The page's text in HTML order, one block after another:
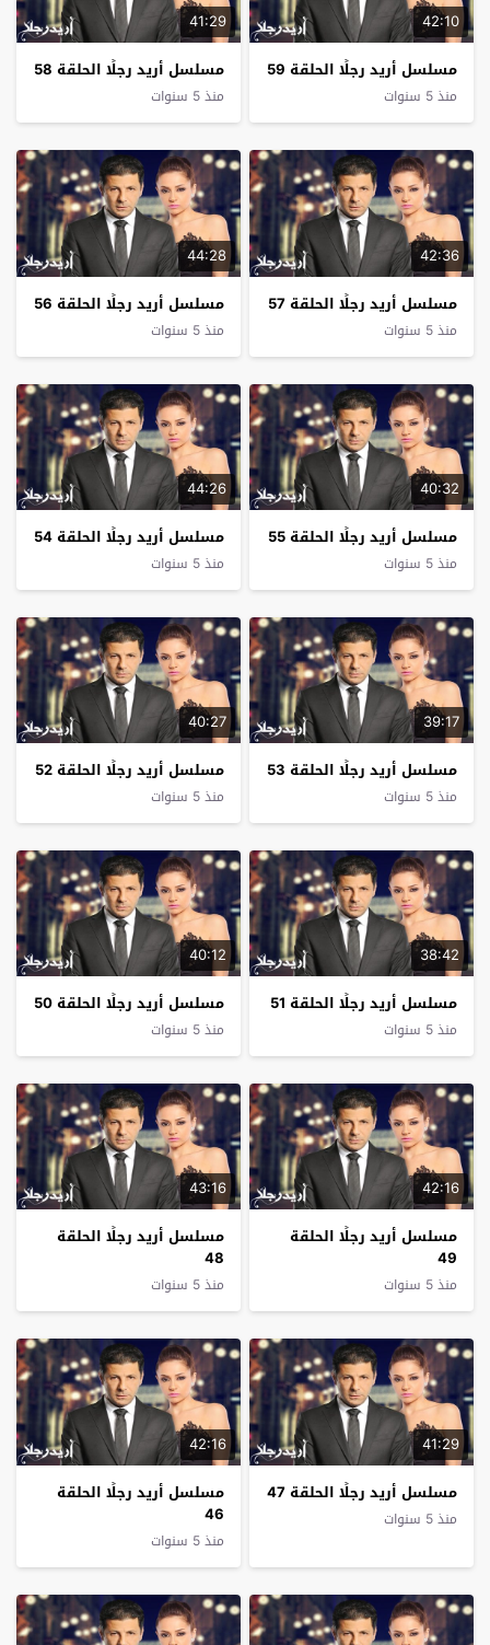
42:10
مسلسل أريد رجلًا الحلقة 59
منذ 5 سنوات
41:29
مسلسل أريد رجلًا الحلقة 58
منذ 5 سنوات
42:36
مسلسل أريد رجلًا الحلقة 57
منذ 5 سنوات
44:28
مسلسل أريد رجلًا الحلقة 56
منذ 5 سنوات
40:32
مسلسل أريد رجلًا الحلقة 55
منذ 5 سنوات
44:26
مسلسل أريد رجلًا الحلقة 54
منذ 5 سنوات
39:17
مسلسل أريد رجلًا الحلقة 53
منذ 5 سنوات
40:27
مسلسل أريد رجلًا الحلقة 52
منذ 5 سنوات
38:42
مسلسل أريد رجلًا الحلقة 51
منذ 5 سنوات
40:12
مسلسل أريد رجلًا الحلقة 50
منذ 5 سنوات
42:16
مسلسل أريد رجلًا الحلقة
49
منذ 5 سنوات
43:16
مسلسل أريد رجلًا الحلقة
48
منذ 5 سنوات
41:29
مسلسل أريد رجلًا الحلقة 47
منذ 5 سنوات
42:16
مسلسل أريد رجلًا الحلقة
46
منذ 5 سنوات